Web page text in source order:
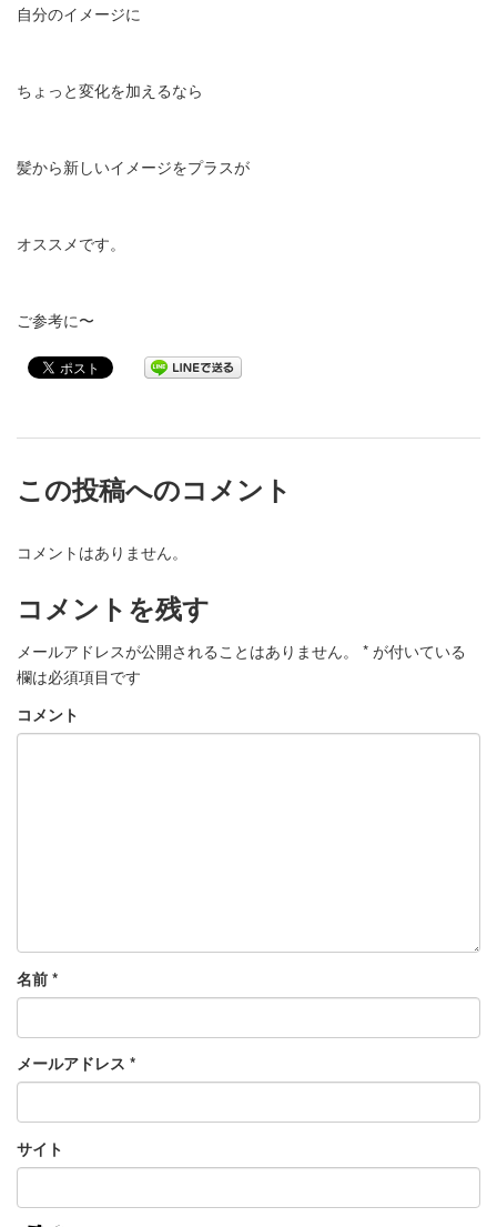
自分のイメージに
ちょっと変化を加えるなら
髪から新しいイメージをプラスが
オススメです。
ご参考に〜
この投稿へのコメント
コメントはありません。
コメントを残す
メールアドレスが公開されることはありません。 * が付いている
欄は必須項目です
コメント
名前 *
メールアドレス *
サイト